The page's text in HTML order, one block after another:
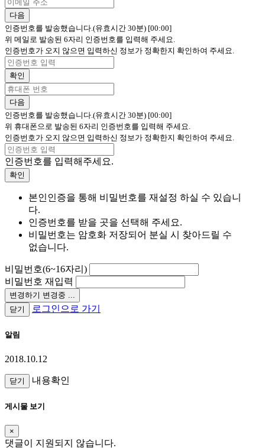
다음
인증번호를 발송했습니다.(유효시간 30분) [00:00]
위 메일로 발송된 6자리 인증번호를 입력해 주세요.
인증번호가 오지 않으면 입력하신 정보가 정확한지 확인하여 주세요.
확인
다음
인증번호를 발송했습니다.(유효시간 30분) [00:00]
위 휴대폰으로 발송된 6자리 인증번호를 입력해 주세요.
인증번호가 오지 않으면 입력하신 정보가 정확한지 확인하여 주세요.
인증번호를 입력해주세요.
확인
본인인증을 통해 비밀번호를 재설정 하실 수 있습니
다.
인증번호를 받을 곳을 선택해 주세요.
비밀번호는 암호화 저장되어 분실 시 찾아드릴 수
없습니다.
비밀번호(6~16자리)
비밀번호 재입력
변경하기 변경중 ...
닫기
로그인으로 가기
알림
2018.10.12
닫기 내용확인
게시물 보기
×
댓글이 지원되지 않습니다.